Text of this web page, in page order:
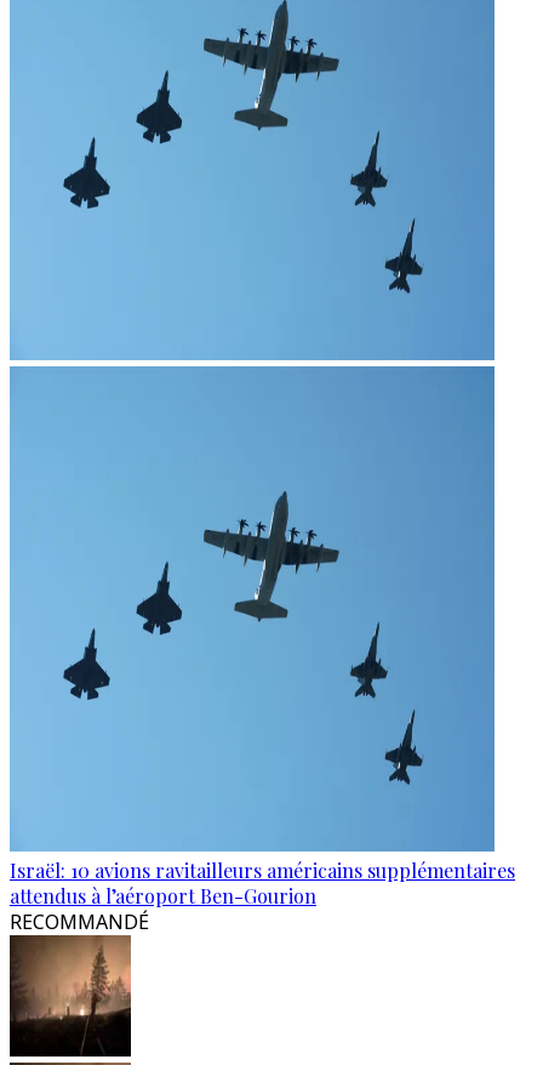
Israël: 10 avions ravitailleurs américains supplémentaires
attendus à l’aéroport Ben-Gourion
RECOMMANDÉ